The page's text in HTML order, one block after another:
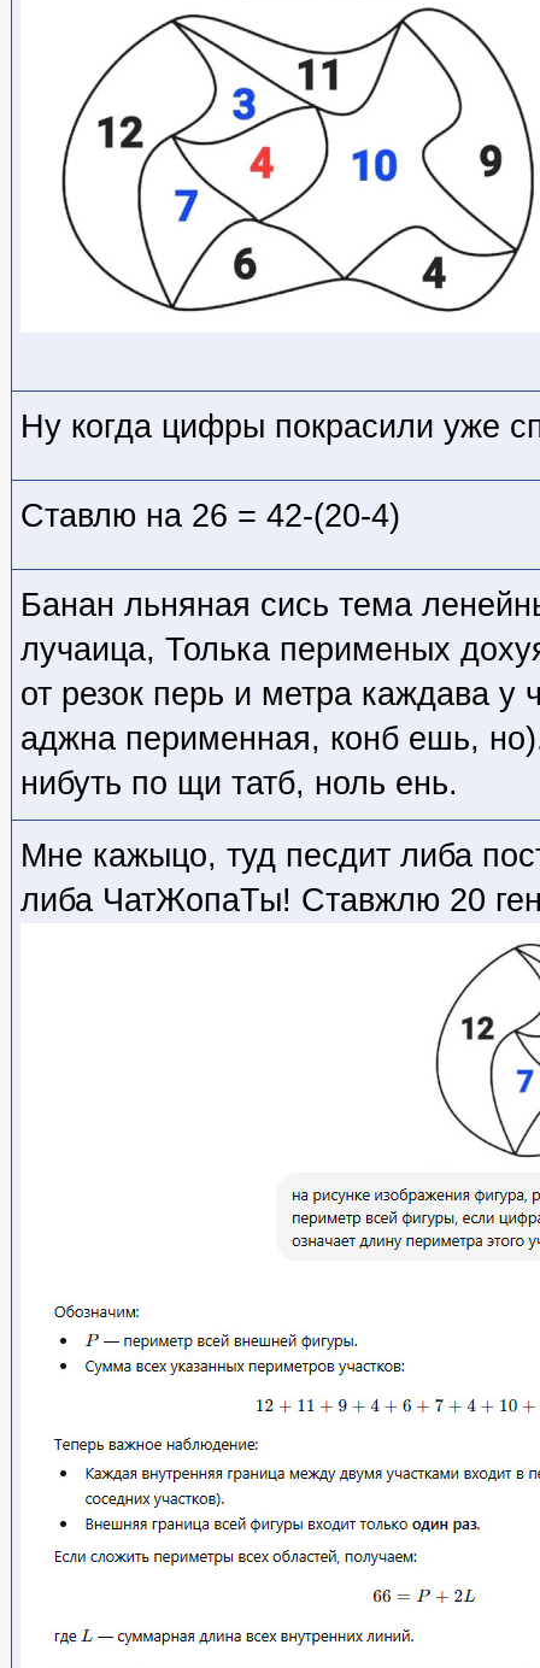
Ну когда цифры покрасили уже
Ставлю на 26 = 42-(20-4)
Банан льняная сись тема
лучаица, Толька перименых
от резок перь и метра каждава у
аджна перименная, конб ешь,
нибуть по щи татб, ноль ень.
Мне кажыцо, туд песдит либа
либа ЧатЖопаТы! Ставжлю 20